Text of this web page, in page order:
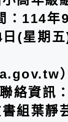
：114年
(星期
絡資訊
組葉靜